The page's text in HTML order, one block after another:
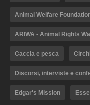
Animal Welfare
ARIWA - Animal Rights
Caccia e pesca
Discorsi, interviste e
Edgar's Mission